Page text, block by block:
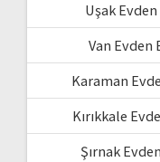
Uşak
Van Evden
Karaman
Kırıkkale
Şırnak